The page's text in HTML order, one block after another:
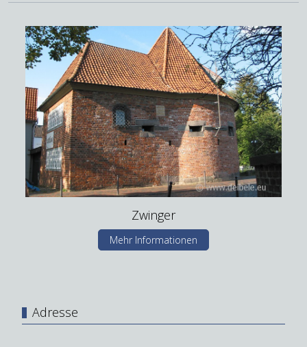
Zwinger
Mehr Informationen
Adresse